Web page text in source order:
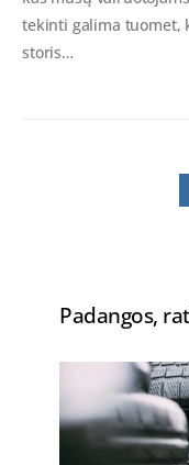
tekinti galima tuomet,
storis…
Padangos,